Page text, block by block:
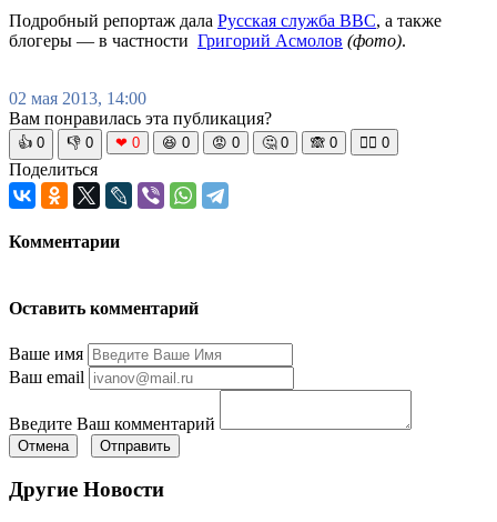
Подробный репортаж дала Русская служба BBC, а также
блогеры — в частности Григорий Асмолов (фото).
02 мая 2013, 14:00
Вам понравилась эта публикация?
👍 0 👎 0 ❤ 0 😆 0 😡 0 🤔 0 🙈 0 🧘‍♀️ 0
Поделиться
Комментарии
Оставить комментарий
Ваше имя
Ваш email
Введите Ваш комментарий
Отмена Отправить
Другие Новости